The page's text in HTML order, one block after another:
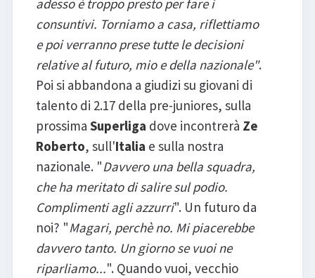
adesso è troppo presto per fare i
consuntivi. Torniamo a casa, riflettiamo
e poi verranno prese tutte le decisioni
relative al futuro, mio e della nazionale".
Poi si abbandona a giudizi su giovani di
talento di 2.17 della pre-juniores, sulla
prossima Superliga dove incontrerà Ze
Roberto, sull'Italia e sulla nostra
nazionale. "Davvero una bella squadra,
che ha meritato di salire sul podio.
Complimenti agli azzurri". Un futuro da
noi? "Magari, perchè no. Mi piacerebbe
davvero tanto. Un giorno se vuoi ne
riparliamo...". Quando vuoi, vecchio